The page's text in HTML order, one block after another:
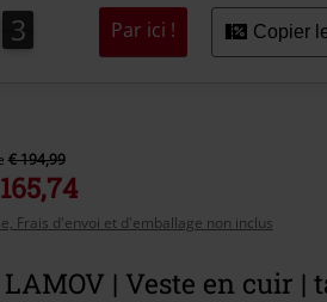
0
2
1 Par ici ! Copier
€ 194,99
Frais d'envoi et d'emballage non inclus
| Veste en cuir |